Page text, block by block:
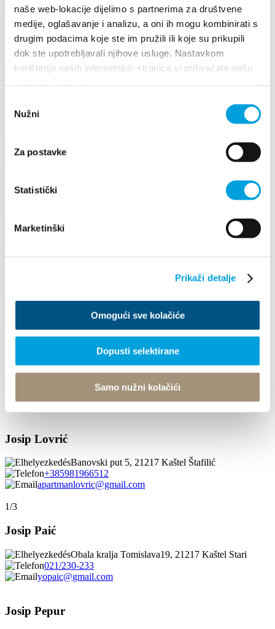
naše web-lokacije dijelimo s partnerima za društvene
medije, oglašavanje i analizu, a oni ih mogu kombinirati s
drugim podacima koje ste im pružili ili koje su prikupili
dok ste upotrebljavali njihove usluge. Nastavkom
korištenja naših internetskih stranica vi prihvaćate našu
pristanka
Nužni
Za postavke
Statistički
Marketinški
Prikaži detalje
Omogući sve kolačiće
Dopusti selektirane
Samo nužni kolačići
http://apartments-jere-kastela.com
Josip Berket
Kralja Krešimira 14 B, 21214 Kaštel Kambelovac
Josip Bodrožić
+385955523177
Josip Bralić
098 558009
Kupališni prilaz 1, 21214 Kaštel Gomilica
021 533 024
usagazda79@gmail.com
Kamberovo šetalište 2 A, 21217 Kaštel Stari
+385916029052
josip.gruic1@gmail.com
Josip Lovrić
Banovski put 5, 21217 Kaštel Štafilić
+385981966512
apartmanlovric@gmail.com
1/3
Josip Paić
Obala kralja Tomislava19, 21217 Kaštel Stari
021/230-233
yopaic@gmail.com
Josip Pepur